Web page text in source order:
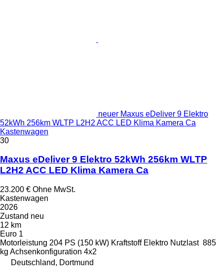
neuer Maxus eDeliver 9 Elektro
52kWh 256km WLTP L2H2 ACC LED Klima Kamera Ca
Kastenwagen
30
Maxus eDeliver 9 Elektro 52kWh 256km WLTP
L2H2 ACC LED Klima Kamera Ca
23.200 € Ohne MwSt.
Kastenwagen
2026
Zustand neu
12 km
Euro 1
Motorleistung 204 PS (150 kW) Kraftstoff Elektro Nutzlast 885
kg Achsenkonfiguration 4x2
Deutschland, Dortmund